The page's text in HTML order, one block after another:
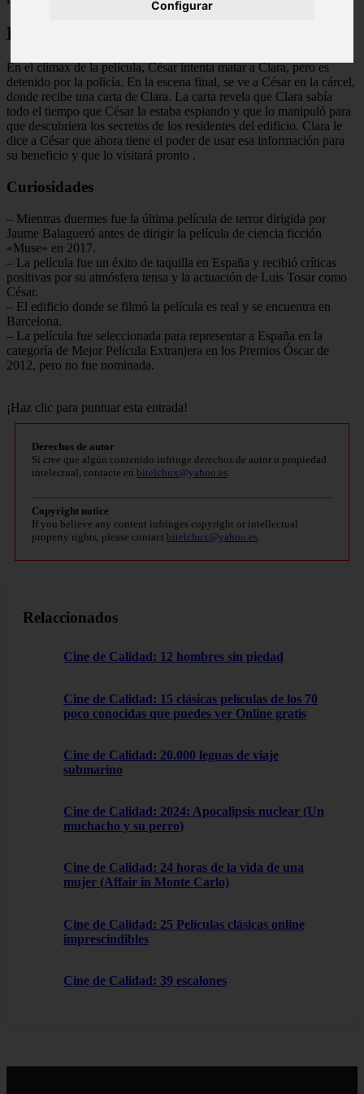
Configurar
Final Explicado
En el clímax de la película, César intenta matar a Clara, pero es
detenido por la policía. En la escena final, se ve a César en la cárcel,
donde recibe una carta de Clara. La carta revela que Clara sabía
todo el tiempo que César la estaba espiando y que lo manipuló para
que descubriera los secretos de los residentes del edificio. Clara le
dice a César que ahora tiene el poder de usar esa información para
su beneficio y que lo visitará pronto .
Curiosidades
– Mientras duermes fue la última película de terror dirigida por
Jaume Balagueró antes de dirigir la película de ciencia ficción
«Muse» en 2017.
– La película fue un éxito de taquilla en España y recibió críticas
positivas por su atmósfera tensa y la actuación de Luis Tosar como
César.
– El edificio donde se filmó la película es real y se encuentra en
Barcelona.
– La película fue seleccionada para representar a España en la
categoría de Mejor Película Extranjera en los Premios Óscar de
2012, pero no fue nominada.
¡Haz clic para puntuar esta entrada!
Derechos de autor
Si cree que algún contenido infringe derechos de autor o propiedad
intelectual, contacte en bitelchux@yahoo.es
Copyright notice
If you believe any content infringes copyright or intellectual
property rights, please contact bitelchux@yahoo.es
Relaccionados
Cine de Calidad: 12 hombres sin piedad
Cine de Calidad: 15 clásicas películas de los 70
poco conocidas que puedes ver Online gratis
Cine de Calidad: 20.000 leguas de viaje
submarino
Cine de Calidad: 2024: Apocalipsis nuclear (Un
muchacho y su perro)
Cine de Calidad: 24 horas de la vida de una
mujer (Affair in Monte Carlo)
Cine de Calidad: 25 Películas clásicas online
imprescindibles
Cine de Calidad: 39 escalones